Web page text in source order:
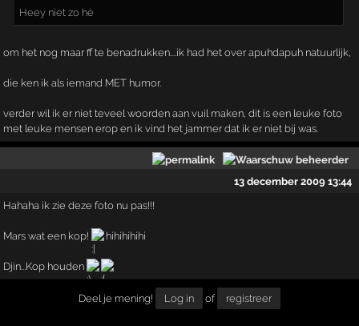
Heey niet zo hè
om het nog maar ff te benadrukken....ik had het over apuhdapuh natuurlijk,
die ken ik als iemand MET humor.
verder wil ik er niet teveel woorden aan vuil maken, dit is een leuke foto
met leuke mensen erop en ik vind het jammer dat ik er niet bij was.
13 december 2009 13:44
Hahaha ik zie deze foto nu pas!!!
Mars wat een kop! hihihihihi
Djin...Kop houden
Deel je mening! Log in of registreer